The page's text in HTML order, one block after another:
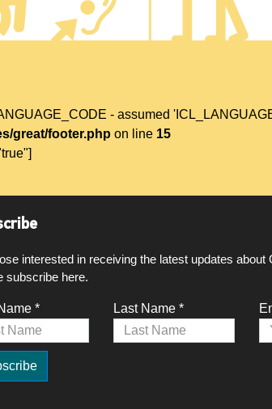
- assumed
great/footer.php on line 15
interested in receiving the latest updates about
subscribe here.
* Last Name *